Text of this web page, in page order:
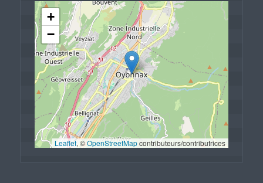
+
−
Leaflet, © OpenStreetMap contributeurs/contributrices